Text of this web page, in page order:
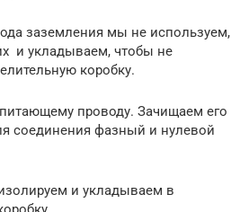
заземления мы не используем,
и укладываем, чтобы не
коробку.
проводу. Зачищаем его
соединения фазный и нулевой
и укладываем в